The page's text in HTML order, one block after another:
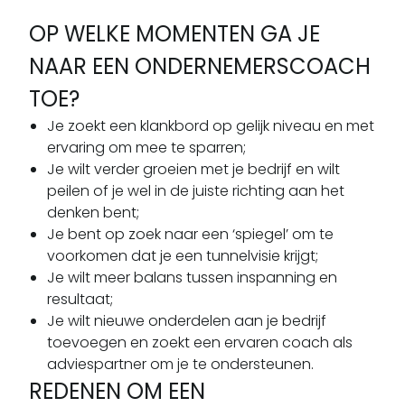
OP WELKE MOMENTEN GA JE
NAAR EEN ONDERNEMERSCOACH
TOE?
Je zoekt een klankbord op gelijk niveau en met
ervaring om mee te sparren;
Je wilt verder groeien met je bedrijf en wilt
peilen of je wel in de juiste richting aan het
denken bent;
Je bent op zoek naar een ‘spiegel’ om te
voorkomen dat je een tunnelvisie krijgt;
Je wilt meer balans tussen inspanning en
resultaat;
Je wilt nieuwe onderdelen aan je bedrijf
toevoegen en zoekt een ervaren coach als
adviespartner om je te ondersteunen.
REDENEN OM EEN